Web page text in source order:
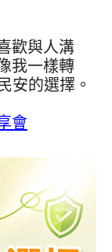
歡與人溝
我一樣轉
安的選擇。
會